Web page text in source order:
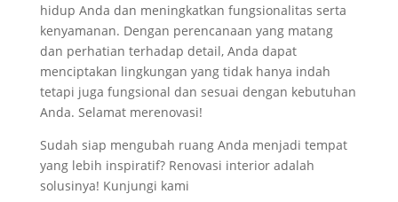
hidup Anda dan meningkatkan fungsionalitas serta
kenyamanan. Dengan perencanaan yang matang
dan perhatian terhadap detail, Anda dapat
menciptakan lingkungan yang tidak hanya indah
tetapi juga fungsional dan sesuai dengan kebutuhan
Anda. Selamat merenovasi!
Sudah siap mengubah ruang Anda menjadi tempat
yang lebih inspiratif? Renovasi interior adalah
solusinya! Kunjungi kami